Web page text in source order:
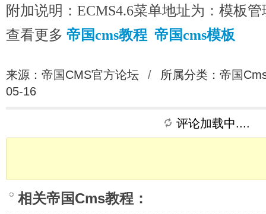
附加说明：ECMS4.6菜单地址为：模板
查看更多 帝国cms教程 帝国cms模板
来源：帝国CMS官方论坛 / 所属分类： 帝国
05-16
评论加载中....
相关帝国Cms教程 ：